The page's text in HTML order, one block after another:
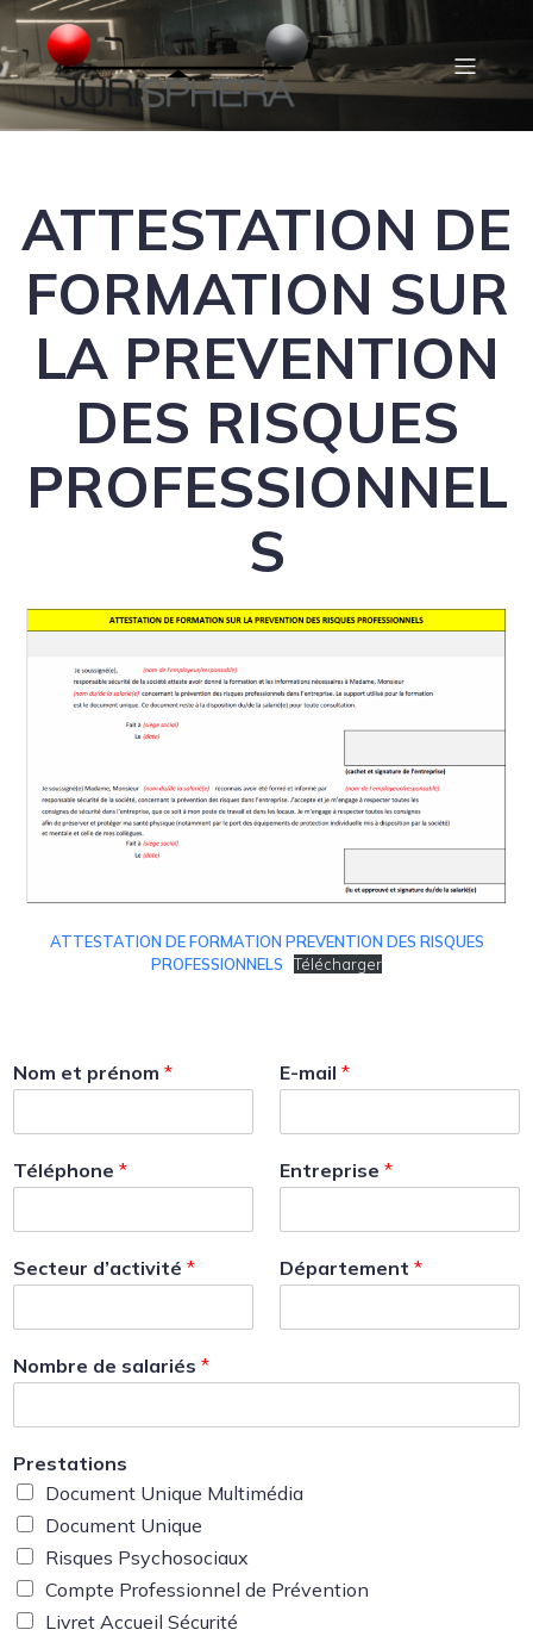
ATTESTATION DE
FORMATION SUR
LA PREVENTION
DES RISQUES
PROFESSIONNEL
S
ATTESTATION DE FORMATION PREVENTION DES RISQUES
PROFESSIONNELS
Télécharger
Nom et prénom * E-mail *
Téléphone * Entreprise *
Secteur d’activité * Département *
Nombre de salariés *
Prestations
Document Unique Multimédia
Document Unique
Risques Psychosociaux
Compte Professionnel de Prévention
Livret Accueil Sécurité